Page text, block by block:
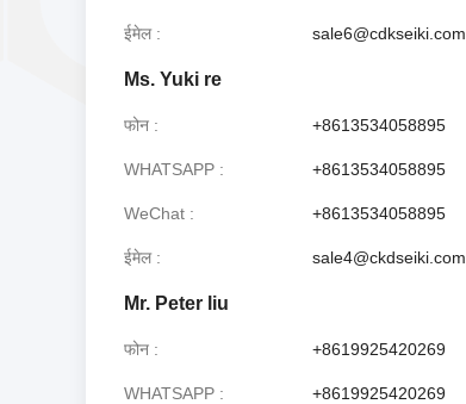
ईमेल sale6@cdkseiki.com
Ms. Yuki re
फोन +8613534058895
WHATSAPP +8613534058895
WeChat +8613534058895
ईमेल sale4@ckdseiki.com
Mr. Peter liu
फोन +8619925420269
WHATSAPP +8619925420269